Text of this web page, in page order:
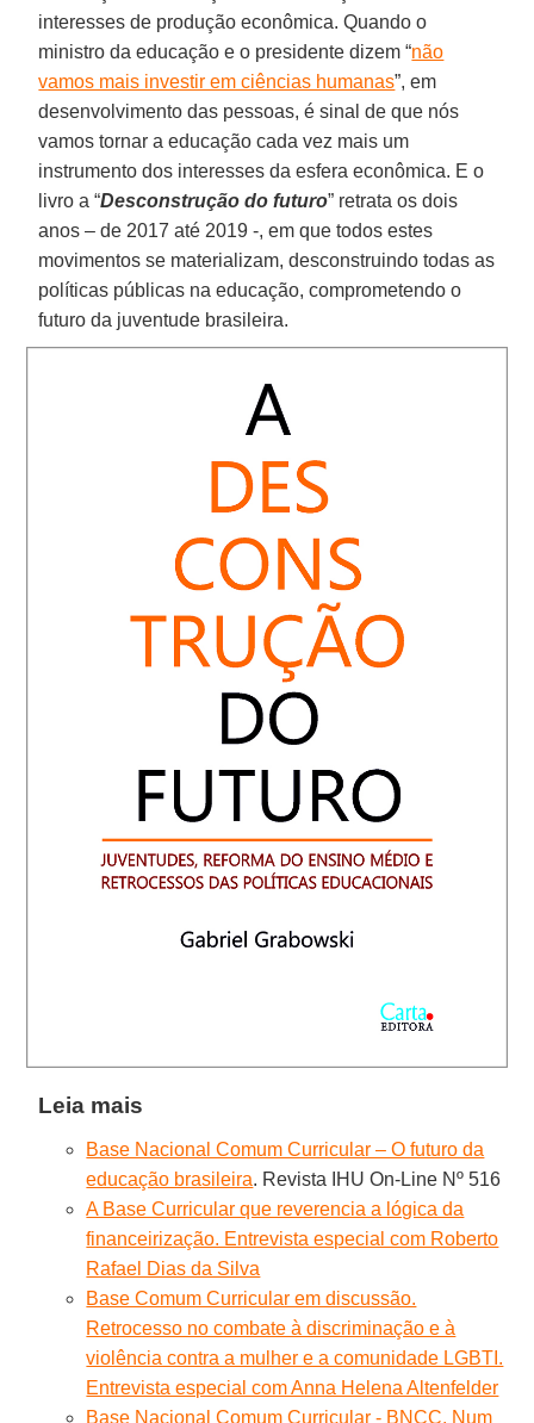
interesses de produção econômica. Quando o
ministro da educação e o presidente dizem “não
vamos mais investir em ciências humanas”, em
desenvolvimento das pessoas, é sinal de que nós
vamos tornar a educação cada vez mais um
instrumento dos interesses da esfera econômica. E o
livro a “Desconstrução do futuro” retrata os dois
anos – de 2017 até 2019 -, em que todos estes
movimentos se materializam, desconstruindo todas as
políticas públicas na educação, comprometendo o
futuro da juventude brasileira.
Leia mais
Base Nacional Comum Curricular – O futuro da
educação brasileira. Revista IHU On-Line Nº 516
A Base Curricular que reverencia a lógica da
financeirização. Entrevista especial com Roberto
Rafael Dias da Silva
Base Comum Curricular em discussão.
Retrocesso no combate à discriminação e à
violência contra a mulher e a comunidade LGBTI.
Entrevista especial com Anna Helena Altenfelder
Base Nacional Comum Curricular - BNCC. Num